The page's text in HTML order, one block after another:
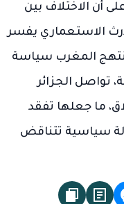
أن الاختلاف بين
الاستعماري يفسر
ينتهج المغرب سياسة
تواصل الجزائر
ما جعلها تفقد
سياسية تتناقض